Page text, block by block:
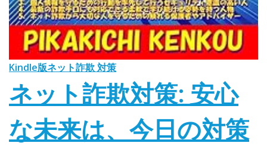
Kindle版ネット詐欺 対策
ネット詐欺対策: 安心
な未来は、今日の対策